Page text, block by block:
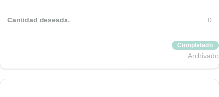
0
Completado
Archivado